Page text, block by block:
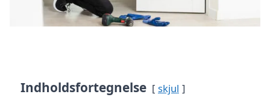
Indholdsfortegnelse skjul